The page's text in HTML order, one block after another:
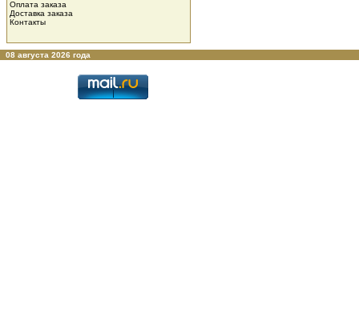
Оплата заказа
Доставка заказа
Контакты
08 августа 2026 года